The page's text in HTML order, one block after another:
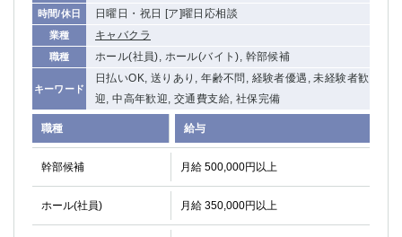
時間/休日 日曜日・祝日 [ア]曜日応相談
業種 キャバクラ
職種 ホール(社員), ホール(バイト), 幹部候補
キーワード
日払いOK, 送りあり, 年齢不問, 経験者優遇, 未経験者歓
迎, 中高年歓迎, 交通費支給, 社保完備
職種 給与
幹部候補 月給 500,000円以上
ホール(社員) 月給 350,000円以上
神奈川県
関内
川崎
本厚木
藤沢
平塚
武蔵小杉
橋本
関内・馬車道・日ノ出町
元住吉
茅ヶ崎
戸塚
たまプラーザ